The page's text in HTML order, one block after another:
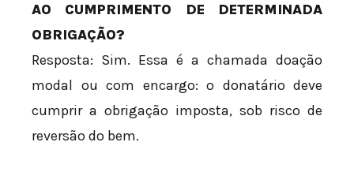
AO CUMPRIMENTO DE DETERMINADA
OBRIGAÇÃO?
Resposta: Sim. Essa é a chamada doação
modal ou com encargo: o donatário deve
cumprir a obrigação imposta, sob risco de
reversão do bem.